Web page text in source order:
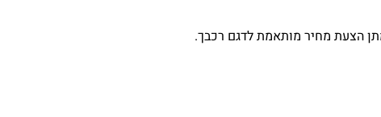
הצעת מחיר מותאמת לדגם רכבך.